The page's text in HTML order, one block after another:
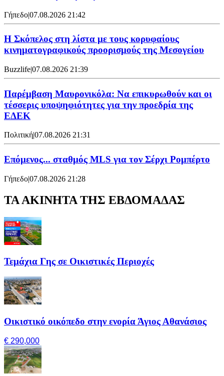
Γήπεδο|07.08.2026 21:42
Η Σκόπελος στη λίστα με τους κορυφαίους
κινηματογραφικούς προορισμούς της Μεσογείου
Buzzlife|07.08.2026 21:39
Παρέμβαση Μαυρονικόλα: Να επικυρωθούν και οι
τέσσερις υποψηφιότητες για την προεδρία της
ΕΔΕΚ
Πολιτική07.08.2026 21:31
Επόμενος... σταθμός MLS για τον Σέρχι Ρομπέρτο
Γήπεδο|07.08.2026 21:28
ΤΑ ΑΚΙΝΗΤΑ ΤΗΣ ΕΒΔΟΜΑΔΑΣ
Τεμάχια Γης σε Οικιστικές Περιοχές
Οικιστικό οικόπεδο στην ενορία Άγιος Αθανάσιος
€ 290,000